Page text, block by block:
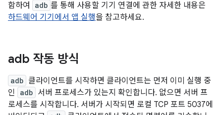
함하여
adb 를 통해 사용할 기기 연결에 관한 자세한 내용은
하드웨어 기기에서 앱 실행을 참고하세요.
adb 작동 방식
adb 클라이언트를 시작하면 클라이언트는 먼저 이미 실행 중
인
adb 서버 프로세스가 있는지 확인합니다. 없으면 서버 프
로세스를 시작합니다. 서버가 시작되면 로컬 TCP 포트 5037에